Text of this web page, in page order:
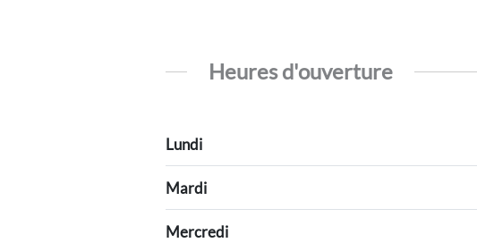
Heures d'ouverture
Lundi
Mardi
Mercredi